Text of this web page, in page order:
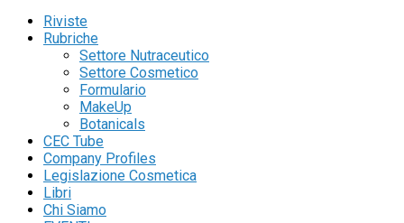
Riviste
Rubriche
Settore Nutraceutico
Settore Cosmetico
Formulario
MakeUp
Botanicals
CEC Tube
Company Profiles
Legislazione Cosmetica
Libri
Chi Siamo